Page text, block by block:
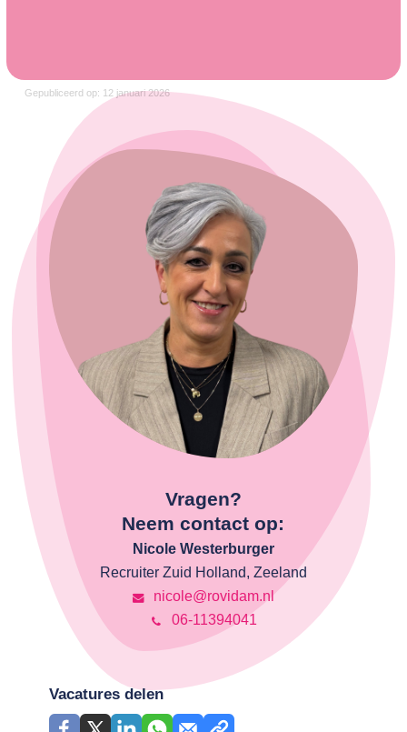
Gepubliceerd op: 12 januari 2026
Vragen?
Neem contact op:
Nicole Westerburger
Recruiter Zuid Holland, Zeeland
nicole@rovidam.nl
06-11394041
Vacatures delen